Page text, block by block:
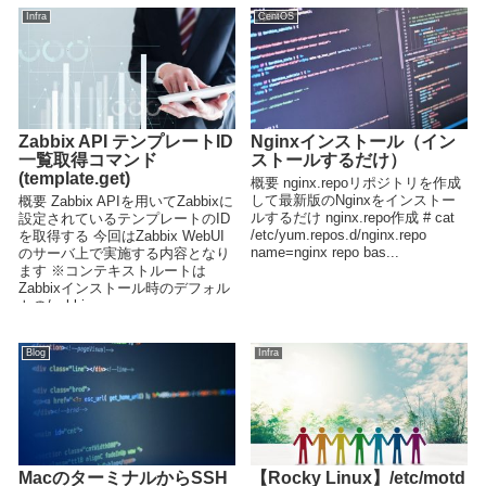
Infra
Zabbix API テンプレートID
一覧取得コマンド
(template.get)
概要 Zabbix APIを用いてZabbixに
設定されているテンプレートのID
を取得する 今回はZabbix WebUI
のサーバ上で実施する内容となり
ます ※コンテキストルートは
Zabbixインストール時のデフォル
トの/zabbix...
CentOS
Nginxインストール（イン
ストールするだけ）
概要 nginx.repoリポジトリを作成
して最新版のNginxをインストー
ルするだけ nginx.repo作成 # cat
/etc/yum.repos.d/nginx.repo
name=nginx repo bas...
Blog
MacのターミナルからSSH
Infra
【Rocky Linux】/etc/motd